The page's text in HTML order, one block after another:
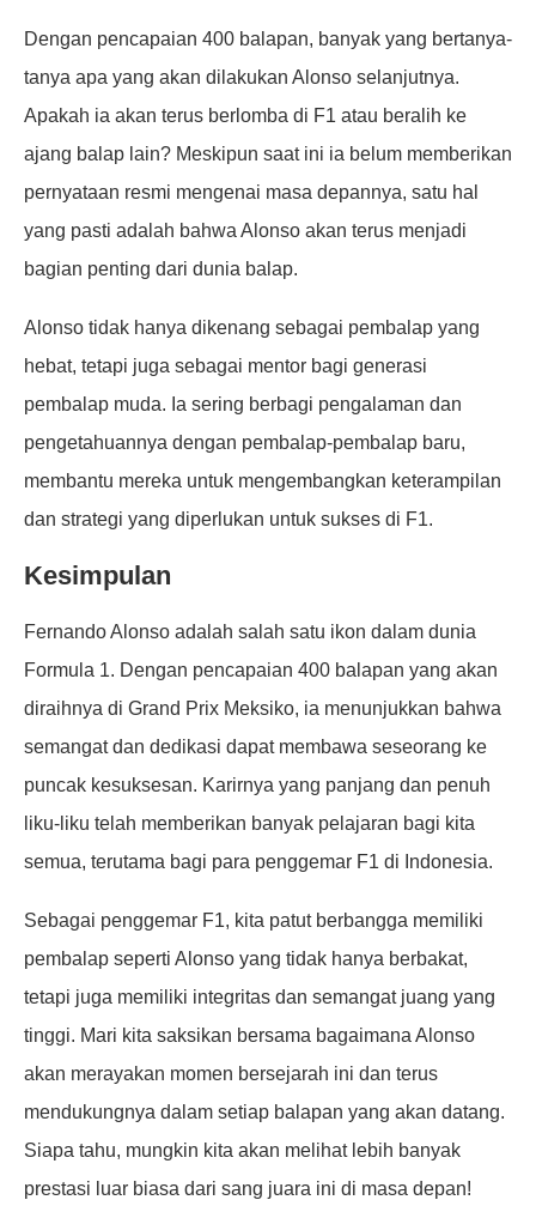
Dengan pencapaian 400 balapan, banyak yang bertanya-
tanya apa yang akan dilakukan Alonso selanjutnya.
Apakah ia akan terus berlomba di F1 atau beralih ke
ajang balap lain? Meskipun saat ini ia belum memberikan
pernyataan resmi mengenai masa depannya, satu hal
yang pasti adalah bahwa Alonso akan terus menjadi
bagian penting dari dunia balap.
Alonso tidak hanya dikenang sebagai pembalap yang
hebat, tetapi juga sebagai mentor bagi generasi
pembalap muda. Ia sering berbagi pengalaman dan
pengetahuannya dengan pembalap-pembalap baru,
membantu mereka untuk mengembangkan keterampilan
dan strategi yang diperlukan untuk sukses di F1.
Kesimpulan
Fernando Alonso adalah salah satu ikon dalam dunia
Formula 1. Dengan pencapaian 400 balapan yang akan
diraihnya di Grand Prix Meksiko, ia menunjukkan bahwa
semangat dan dedikasi dapat membawa seseorang ke
puncak kesuksesan. Karirnya yang panjang dan penuh
liku-liku telah memberikan banyak pelajaran bagi kita
semua, terutama bagi para penggemar F1 di Indonesia.
Sebagai penggemar F1, kita patut berbangga memiliki
pembalap seperti Alonso yang tidak hanya berbakat,
tetapi juga memiliki integritas dan semangat juang yang
tinggi. Mari kita saksikan bersama bagaimana Alonso
akan merayakan momen bersejarah ini dan terus
mendukungnya dalam setiap balapan yang akan datang.
Siapa tahu, mungkin kita akan melihat lebih banyak
prestasi luar biasa dari sang juara ini di masa depan!